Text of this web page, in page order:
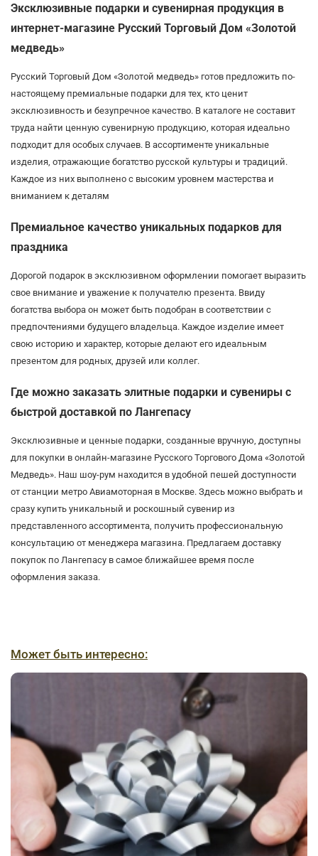
Эксклюзивные подарки и сувенирная продукция в
интернет-магазине Русский Торговый Дом «Золотой
медведь»
Русский Торговый Дом «Золотой медведь» готов предложить по-
настоящему премиальные подарки для тех, кто ценит
эксклюзивность и безупречное качество. В каталоге не составит
труда найти ценную сувенирную продукцию, которая идеально
подходит для особых случаев. В ассортименте уникальные
изделия, отражающие богатство русской культуры и традиций.
Каждое из них выполнено с высоким уровнем мастерства и
вниманием к деталям
Премиальное качество уникальных подарков для
праздника
Дорогой подарок в эксклюзивном оформлении помогает выразить
свое внимание и уважение к получателю презента. Ввиду
богатства выбора он может быть подобран в соответствии с
предпочтениями будущего владельца. Каждое изделие имеет
свою историю и характер, которые делают его идеальным
презентом для родных, друзей или коллег.
Где можно заказать элитные подарки и сувениры с
быстрой доставкой по Лангепасу
Эксклюзивные и ценные подарки, созданные вручную, доступны
для покупки в онлайн-магазине Русского Торгового Дома «Золотой
Медведь». Наш шоу-рум находится в удобной пешей доступности
от станции метро Авиамоторная в Москве. Здесь можно выбрать и
сразу купить уникальный и роскошный сувенир из
представленного ассортимента, получить профессиональную
консультацию от менеджера магазина. Предлагаем доставку
покупок по Лангепасу в самое ближайшее время после
оформления заказа.
Может быть интересно: